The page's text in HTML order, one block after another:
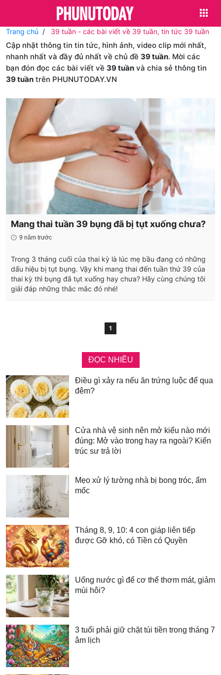
Trang chủ 39 tuần - các bài viết về 39 tuần, tin tức 39 tuần
Cập nhật thông tin tin tức, hình ảnh, video clip mới nhất,
nhanh nhất và đầy đủ nhất về chủ đề 39 tuần. Mời các
bạn đón đọc các bài viết về 39 tuần và chia sẻ thông tin
39 tuần trên PHUNUTODAY.VN
Mang thai tuần 39 bụng đã bị tụt xuống chưa?
9 năm trước
Trong 3 tháng cuối của thai kỳ là lúc mẹ bầu đang có những
dấu hiệu bị tụt bụng. Vậy khi mang thai đến tuần thứ 39 của
thai kỳ thì bụng đã tụt xuống hay chưa? Hãy cùng chúng tôi
giải đáp những thắc mắc đó nhé!
1
ĐỌC NHIỀU
Điều gì xảy ra nếu ăn trứng luộc để qua
đêm?
Cửa nhà vệ sinh nên mở kiểu nào mới
đúng: Mở vào trong hay ra ngoài? Kiến
trúc sư trả lời
Mẹo xử lý tường nhà bị bong tróc, ẩm
mốc
Tháng 8, 9, 10: 4 con giáp liên tiếp
được Gỡ khó, có Tiền có Quyền
Uống nước gì để cơ thể thơm mát, giảm
mùi hôi?
3 tuổi phải giữ chặt túi tiền trong tháng 7
âm lịch